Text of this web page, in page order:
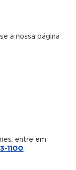
a nossa página
entre em
1100.